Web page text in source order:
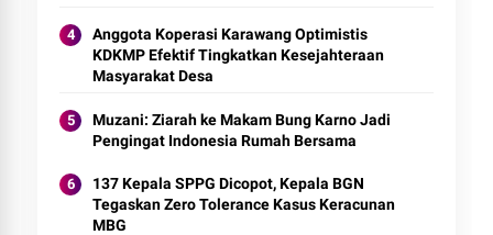
Anggota Koperasi Karawang Optimistis
KDKMP Efektif Tingkatkan Kesejahteraan
Masyarakat Desa
Muzani: Ziarah ke Makam Bung Karno Jadi
Pengingat Indonesia Rumah Bersama
137 Kepala SPPG Dicopot, Kepala BGN
Tegaskan Zero Tolerance Kasus Keracunan
MBG